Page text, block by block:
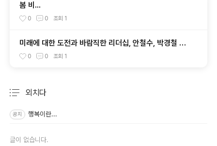
봄 비...
0 0 조회 1
미래에 대한 도전과 바람직한 리더십, 안철수, 박경철 대
담 0 0 조회 1
외치다
공지 행복이란...
글이 없습니다.